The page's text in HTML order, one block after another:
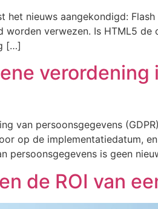
het nieuws aangekondigd:
worden verwezen. Is HTML5
[…]
van persoonsgegevens
op de implementatiedatum,
persoonsgegevens is geen
de ROI van